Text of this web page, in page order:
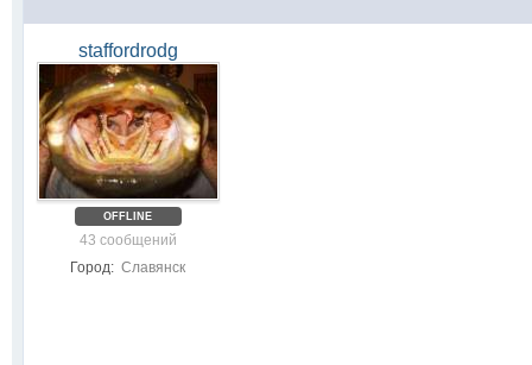
staffordrodg
OFFLINE
43 сообщений
Город: Славянск